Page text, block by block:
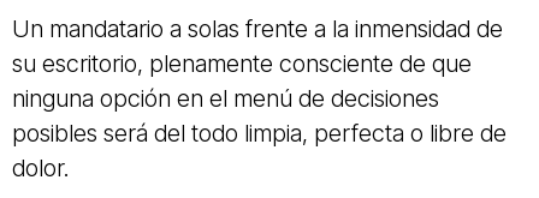
Un mandatario a solas frente a la inmensidad de
su escritorio, plenamente consciente de que
ninguna opción en el menú de decisiones
posibles será del todo limpia, perfecta o libre de
dolor.